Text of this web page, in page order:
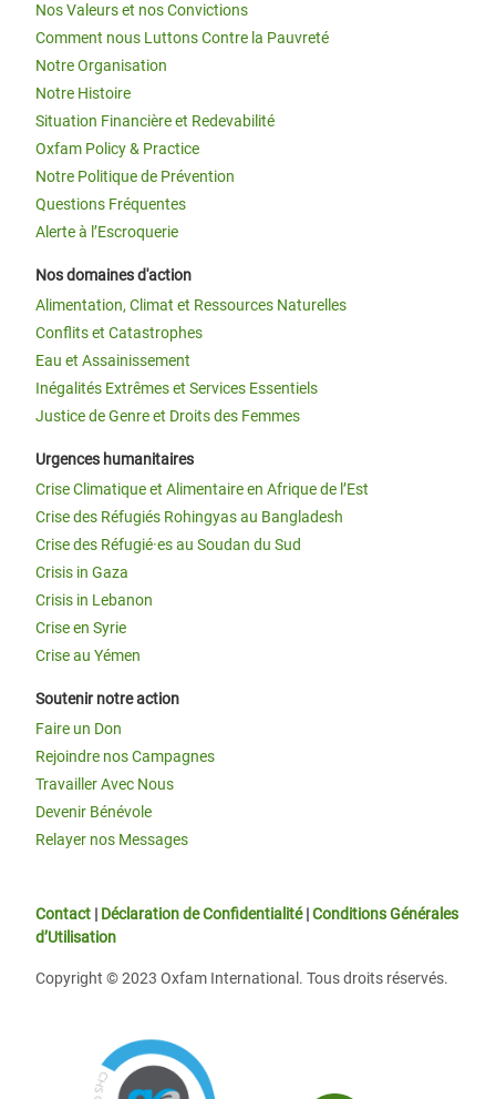
Nos Valeurs et nos Convictions
Comment nous Luttons Contre la Pauvreté
Notre Organisation
Notre Histoire
Situation Financière et Redevabilité
Oxfam Policy & Practice
Notre Politique de Prévention
Questions Fréquentes
Alerte à l’Escroquerie
Nos domaines d'action
Alimentation, Climat et Ressources Naturelles
Conflits et Catastrophes
Eau et Assainissement
Inégalités Extrêmes et Services Essentiels
Justice de Genre et Droits des Femmes
Urgences humanitaires
Crise Climatique et Alimentaire en Afrique de l’Est
Crise des Réfugiés Rohingyas au Bangladesh
Crise des Réfugié·es au Soudan du Sud
Crisis in Gaza
Crisis in Lebanon
Crise en Syrie
Crise au Yémen
Soutenir notre action
Faire un Don
Rejoindre nos Campagnes
Travailler Avec Nous
Devenir Bénévole
Relayer nos Messages
Contact | Déclaration de Confidentialité|Conditions Générales
d’Utilisation
Copyright © 2023 Oxfam International. Tous droits réservés.